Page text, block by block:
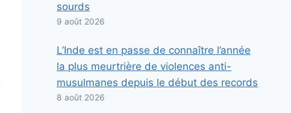
sourds
9 août 2026
L’Inde est en passe de connaître l’année
la plus meurtrière de violences anti-
musulmanes depuis le début des records
8 août 2026